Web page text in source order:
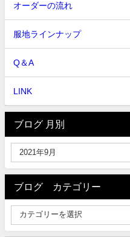
オーダーの流れ
服地ラインナップ
Q＆A
LINK
ブログ 月別
ブログ カテゴリー